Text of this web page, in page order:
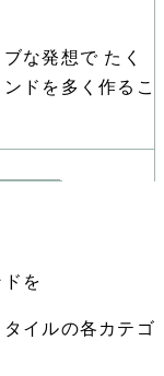
な発想で たく
ドを多く作るこ
を
イルの各カテゴ